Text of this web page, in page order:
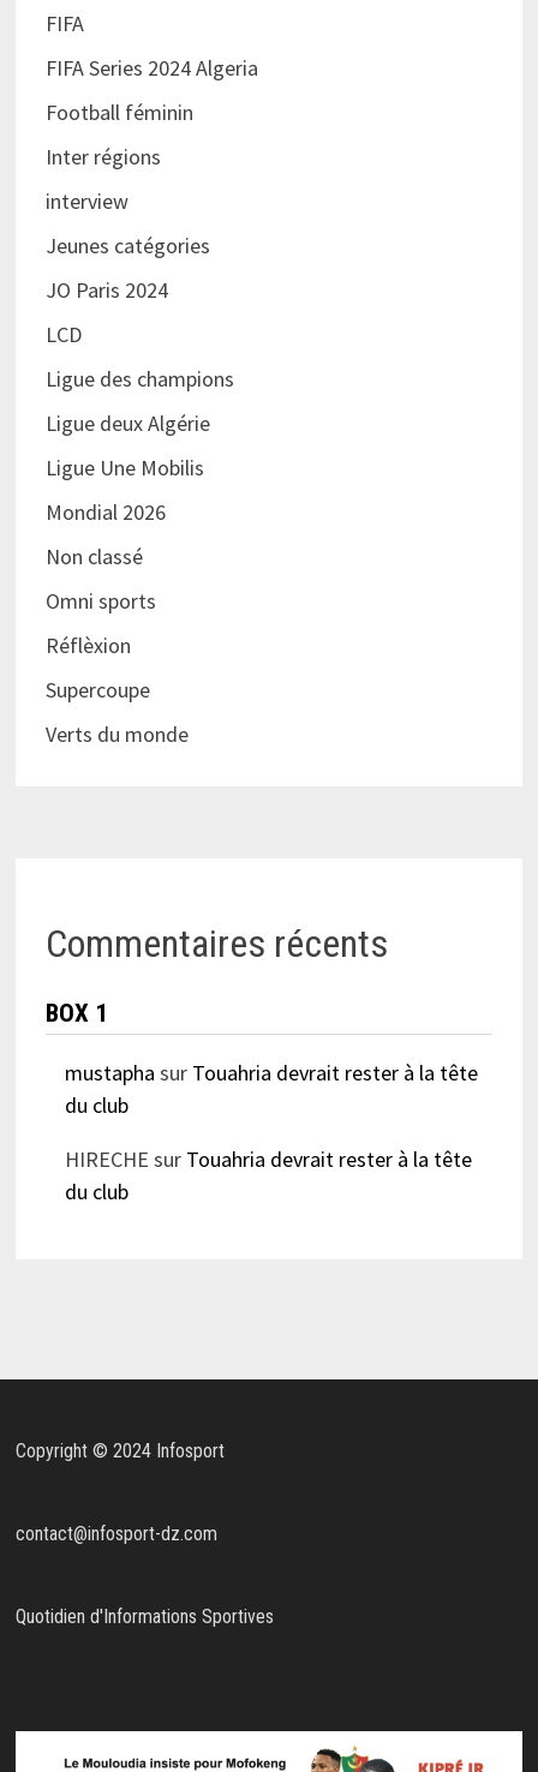
FIFA
FIFA Series 2024 Algeria
Football féminin
Inter régions
interview
Jeunes catégories
JO Paris 2024
LCD
Ligue des champions
Ligue deux Algérie
Ligue Une Mobilis
Mondial 2026
Non classé
Omni sports
Réflèxion
Supercoupe
Verts du monde
Commentaires récents
BOX 1
mustapha sur Touahria devrait rester à la tête
du club
HIRECHE sur Touahria devrait rester à la tête
du club
Copyright © 2024 Infosport
contact@infosport-dz.com
Quotidien d'Informations Sportives